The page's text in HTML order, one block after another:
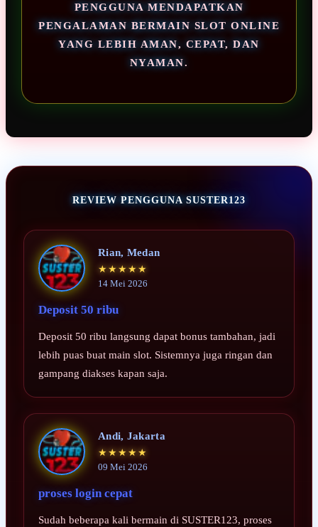
PENGGUNA MENDAPATKAN
PENGALAMAN BERMAIN SLOT ONLINE
YANG LEBIH AMAN, CEPAT, DAN
NYAMAN.
REVIEW PENGGUNA SUSTER123
Rian, Medan
★★★★★
14 Mei 2026
Deposit 50 ribu
Deposit 50 ribu langsung dapat bonus tambahan, jadi
lebih puas buat main slot. Sistemnya juga ringan dan
gampang diakses kapan saja.
Andi, Jakarta
★★★★★
09 Mei 2026
proses login cepat
Sudah beberapa kali bermain di SUSTER123, proses